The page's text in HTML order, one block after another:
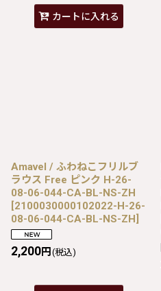
カートに入れる
Amavel / ふわねこフリルブ
ラウス Free ピンク H-26-
08-06-044-CA-BL-NS-ZH
[2100030000102022-H-26-
08-06-044-CA-BL-NS-ZH]
2,200円 (税込)